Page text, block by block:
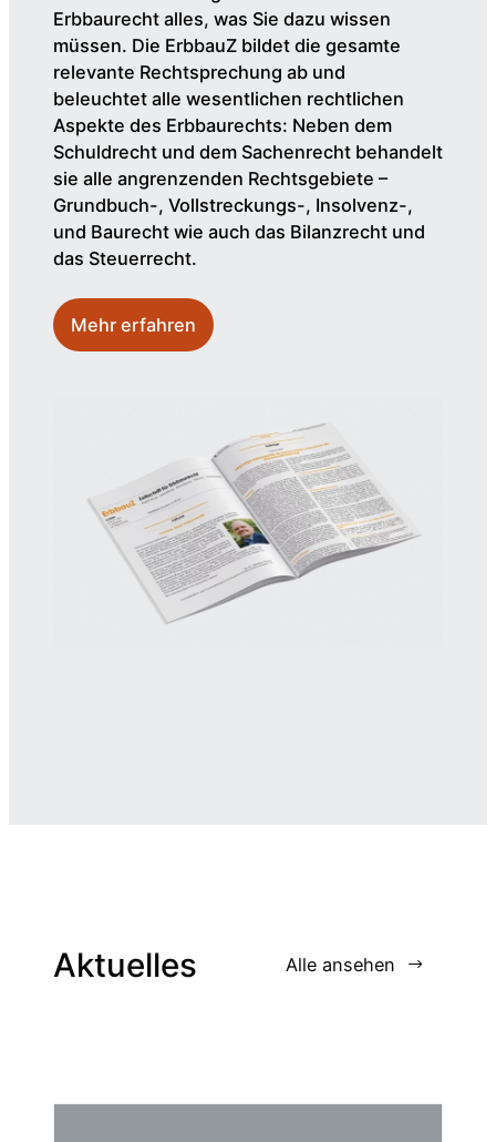
Erbbaurecht alles, was Sie dazu wissen
müssen. Die ErbbauZ bildet die gesamte
relevante Rechtsprechung ab und
beleuchtet alle wesentlichen rechtlichen
Aspekte des Erbbaurechts: Neben dem
Schuldrecht und dem Sachenrecht behandelt
sie alle angrenzenden Rechtsgebiete –
Grundbuch-, Vollstreckungs-, Insolvenz-,
und Baurecht wie auch das Bilanzrecht und
das Steuerrecht.
Mehr erfahren
Aktuelles Alle ansehen